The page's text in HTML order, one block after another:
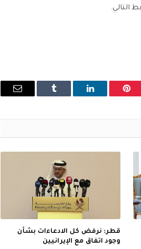
بينتيريستلينكدإن Tumblr
البريد
قطر: نرفض كل الادعاءات بشأن
وجود اتفاق مع الإيرانيين